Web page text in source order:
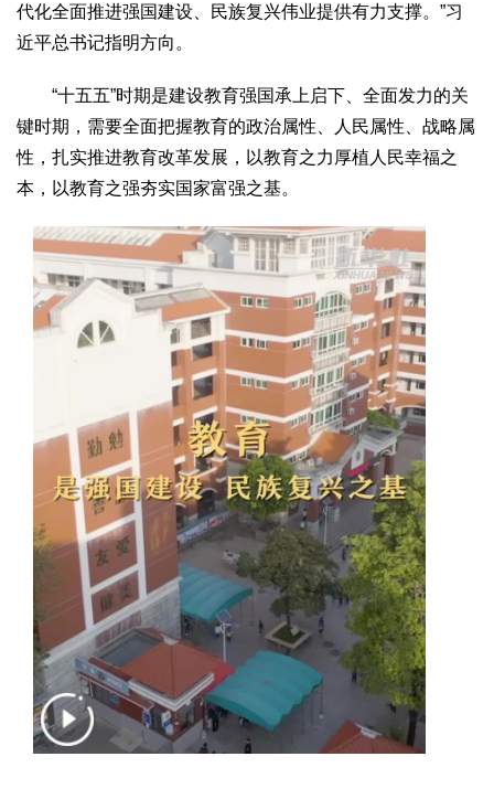
科教
国防
国际
中国与世界 国际视点 国际合作 他山之石
环境保护 地方生态 休闲旅游
访谈 动态
地方
京 冀 晋 辽 吉 黑 沪 浙 皖
闽
豫 鄂 粤 桂 琼 渝 川 黔 滇
藏
陕
青 宁 新 澳 台
智库
智库建设 智库专家 智库战略 智库之声
信息
地方动态 地方强音
代化全面推进强国建设、民族复兴伟业提供有力支撑。”习
近平总书记指明方向。
“十五五”时期是建设教育强国承上启下、全面发力的关
键时期，需要全面把握教育的政治属性、人民属性、战略属
性，扎实推进教育改革发展，以教育之力厚植人民幸福之
本，以教育之强夯实国家富强之基。